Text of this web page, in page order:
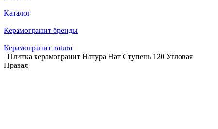
Каталог
Керамогранит бренды
Керамогранит natura
Плитка керамогранит Натура Нат Ступень 120 Угловая
Правая